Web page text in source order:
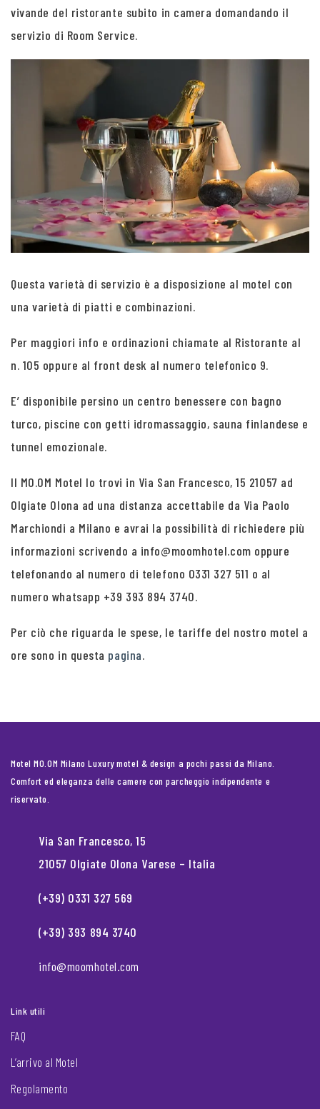
vivande del ristorante subito in camera domandando il
servizio di Room Service.
Questa varietà di servizio è a disposizione al motel con
una varietà di piatti e combinazioni.
Per maggiori info e ordinazioni chiamate al Ristorante al
n. 105 oppure al front desk al numero telefonico 9.
E’ disponibile persino un centro benessere con bagno
turco, piscine con getti idromassaggio, sauna finlandese e
tunnel emozionale.
Il MO.OM Motel lo trovi in Via San Francesco, 15 21057 ad
Olgiate Olona ad una distanza accettabile da Via Paolo
Marchiondi a Milano e avrai la possibilità di richiedere più
informazioni scrivendo a info@moomhotel.com oppure
telefonando al numero di telefono 0331 327 511 o al
numero whatsapp +39 393 894 3740.
Per ciò che riguarda le spese, le tariffe del nostro motel a
ore sono in questa pagina.
Motel MO.OM Milano Luxury motel & design a pochi passi da Milano.
Comfort ed eleganza delle camere con parcheggio indipendente e
riservato.
Via San Francesco, 15
21057 Olgiate Olona Varese – Italia
(+39) 0331 327 569
(+39) 393 894 3740
info@moomhotel.com
Link utili
FAQ
L’arrivo al Motel
Regolamento